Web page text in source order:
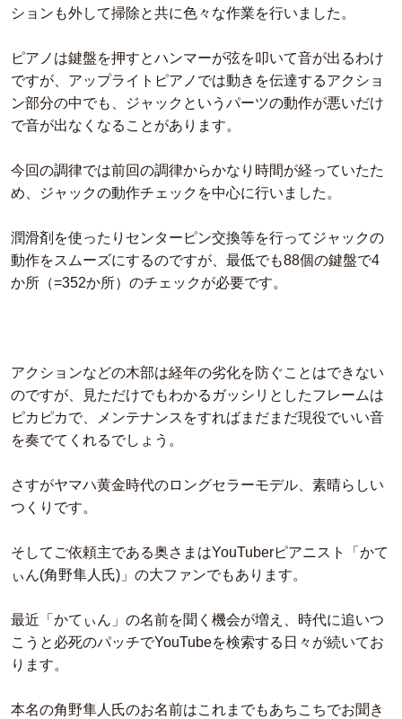
ションも外して掃除と共に色々な作業を行いました。
ピアノは鍵盤を押すとハンマーが弦を叩いて音が出るわけ
ですが、アップライトピアノでは動きを伝達するアクショ
ン部分の中でも、ジャックというパーツの動作が悪いだけ
で音が出なくなることがあります。
今回の調律では前回の調律からかなり時間が経っていたた
め、ジャックの動作チェックを中心に行いました。
潤滑剤を使ったりセンターピン交換等を行ってジャックの
動作をスムーズにするのですが、最低でも88個の鍵盤で4
か所（=352か所）のチェックが必要です。
アクションなどの木部は経年の劣化を防ぐことはできない
のですが、見ただけでもわかるガッシリとしたフレームは
ピカピカで、メンテナンスをすればまだまだ現役でいい音
を奏でてくれるでしょう。
さすがヤマハ黄金時代のロングセラーモデル、素晴らしい
つくりです。
そしてご依頼主である奥さまはYouTuberピアニスト「かて
ぃん(角野隼人氏)」の大ファンでもあります。
最近「かてぃん」の名前を聞く機会が増え、時代に追いつ
こうと必死のパッチでYouTubeを検索する日々が続いてお
ります。
本名の角野隼人氏のお名前はこれまでもあちこちでお聞き